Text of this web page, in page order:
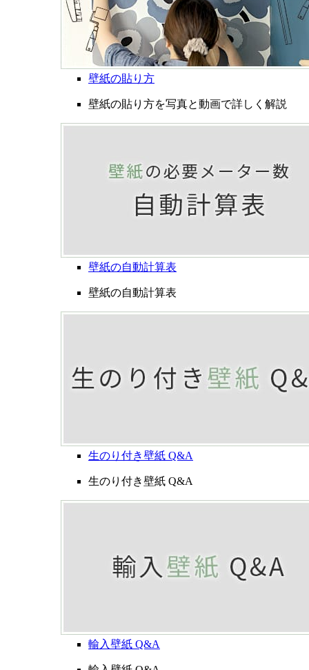
壁紙の貼り方
壁紙の貼り方を写真と動画で詳しく解説
壁紙の自動計算表
壁紙の自動計算表
生のり付き壁紙 Q&A
生のり付き壁紙 Q&A
輸入壁紙 Q&A